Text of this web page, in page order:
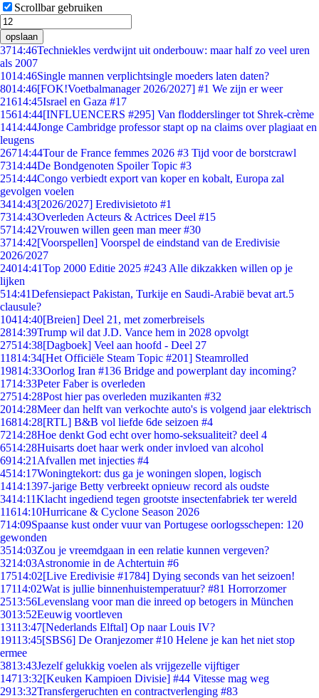
Scrollbar gebruiken
opslaan
3714:46Techniekles verdwijnt uit onderbouw: maar half zo veel uren
als 2007
1014:46Single mannen verplichtsingle moeders laten daten?
8014:46[FOK!Voetbalmanager 2026/2027] #1 We zijn er weer
21614:45Israel en Gaza #17
15614:44[INFLUENCERS #295] Van flodderslinger tot Shrek-crème
1414:44Jonge Cambridge professor stapt op na claims over plagiaat en
leugens
26714:44Tour de France femmes 2026 #3 Tijd voor de borstcrawl
7314:44De Bondgenoten Spoiler Topic #3
2514:44Congo verbiedt export van koper en kobalt, Europa zal
gevolgen voelen
3414:43[2026/2027] Eredivisietoto #1
7314:43Overleden Acteurs & Actrices Deel #15
5714:42Vrouwen willen geen man meer #30
3714:42[Voorspellen] Voorspel de eindstand van de Eredivisie
2026/2027
24014:41Top 2000 Editie 2025 #243 Alle dikzakken willen op je
lijken
514:41Defensiepact Pakistan, Turkije en Saudi-Arabië bevat art.5
clausule?
10414:40[Breien] Deel 21, met zomerbreisels
2814:39Trump wil dat J.D. Vance hem in 2028 opvolgt
27514:38[Dagboek] Veel aan hoofd - Deel 27
11814:34[Het Officiële Steam Topic #201] Steamrolled
19814:33Oorlog Iran #136 Bridge and powerplant day incoming?
1714:33Peter Faber is overleden
27514:28Post hier pas overleden muzikanten #32
2014:28Meer dan helft van verkochte auto's is volgend jaar elektrisch
16814:28[RTL] B&B vol liefde 6de seizoen #4
7214:28Hoe denkt God echt over homo-seksualiteit? deel 4
6514:28Huisarts doet haar werk onder invloed van alcohol
6914:21 Afvallen met injecties #4
4514:17Woningtekort: dus ga je woningen slopen, logisch
1414:1397-jarige Betty verbreekt opnieuw record als oudste
3414:11Klacht ingediend tegen grootste insectenfabriek ter wereld
11614:10Hurricane & Cyclone Season 2026
714:09Spaanse kust onder vuur van Portugese oorlogsschepen: 120
gewonden
3514:03Zou je vreemdgaan in een relatie kunnen vergeven?
3214:03Astronomie in de Achtertuin #6
17514:02[Live Eredivisie #1784] Dying seconds van het seizoen!
17114:02Wat is jullie binnenhuistemperatuur? #81 Horrorzomer
2513:56Levenslang voor man die inreed op betogers in München
3013:52Eeuwig voortleven
13113:47[Nederlands Elftal] Op naar Louis IV?
19113:45[SBS6] De Oranjezomer #10 Helene je kan het niet stop
ermee
3813:43Jezelf gelukkig voelen als vrijgezelle vijftiger
14713:32[Keuken Kampioen Divisie] #44 Vitesse mag weg
2913:32Transfergeruchten en contractverlenging #83